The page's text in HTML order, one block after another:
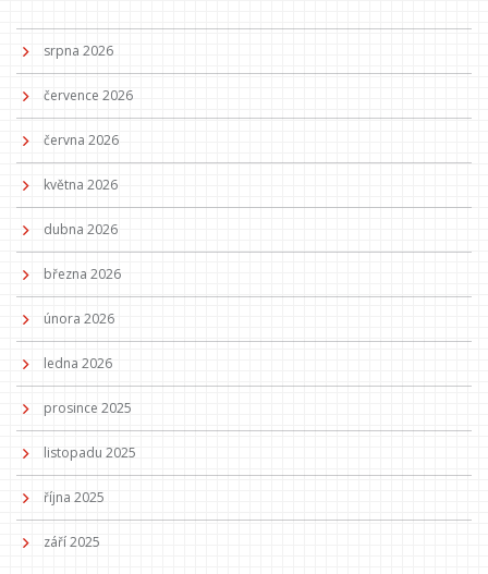
srpna 2026
července 2026
června 2026
května 2026
dubna 2026
března 2026
února 2026
ledna 2026
prosince 2025
listopadu 2025
října 2025
září 2025